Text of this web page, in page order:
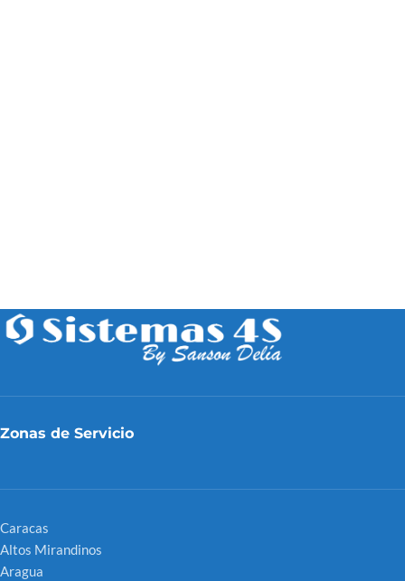
Zonas de Servicio
Caracas
Altos Mirandinos
Aragua